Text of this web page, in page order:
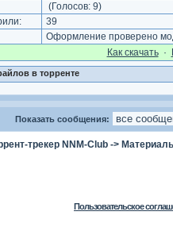
(Голосов: 9)
39
Оформление проверено
Как cкачать·
в торренте
Показать сообщения:
трекер NNM-Club ->
Пользовательское